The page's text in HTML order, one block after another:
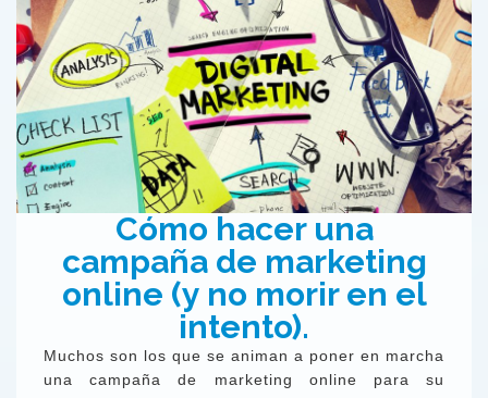
Cómo hacer una
campaña de marketing
online (y no morir en el
intento).
Muchos son los que se animan a poner en marcha
una campaña de marketing online para su